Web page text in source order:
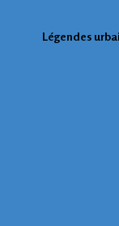
Légendes